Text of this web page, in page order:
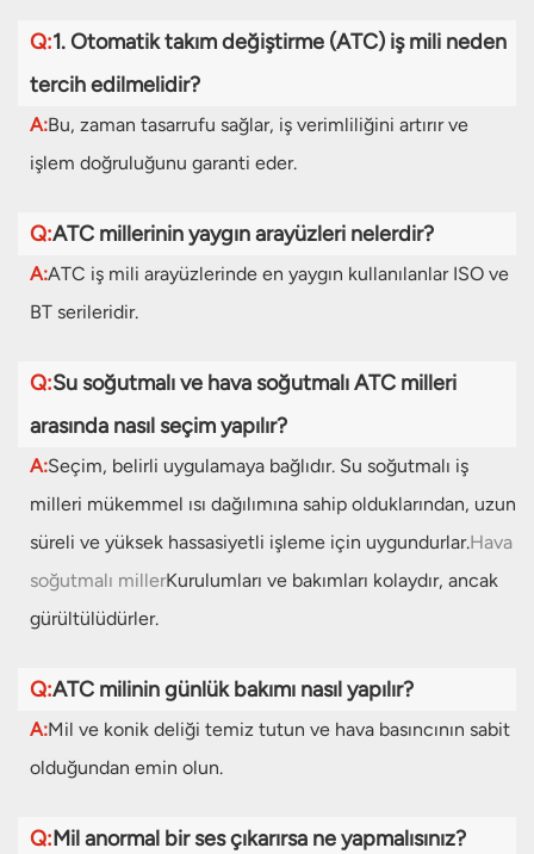
Q:1. Otomatik takım değiştirme (ATC) iş mili neden
tercih edilmelidir?
A:Bu, zaman tasarrufu sağlar, iş verimliliğini artırır ve
işlem doğruluğunu garanti eder.
Q:ATC millerinin yaygın arayüzleri nelerdir?
A:ATC iş mili arayüzlerinde en yaygın kullanılanlar ISO ve
BT serileridir.
Q:Su soğutmalı ve hava soğutmalı ATC milleri
arasında nasıl seçim yapılır?
A:Seçim, belirli uygulamaya bağlıdır. Su soğutmalı iş
milleri mükemmel ısı dağılımına sahip olduklarından, uzun
süreli ve yüksek hassasiyetli işleme için uygundurlar.Hava
soğutmalı millerKurulumları ve bakımları kolaydır, ancak
gürültülüdürler.
Q:ATC milinin günlük bakımı nasıl yapılır?
A:Mil ve konik deliği temiz tutun ve hava basıncının sabit
olduğundan emin olun.
Q:Mil anormal bir ses çıkarırsa ne yapmalısınız?